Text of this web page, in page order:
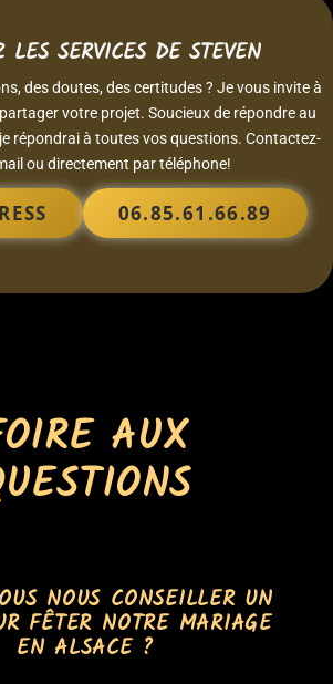
LES SERVICES DE STEVEN
des doutes, des certitudes ? Je vous invite à
votre projet. Soucieux de répondre au
répondrai à toutes vos questions. Contactez-
ou directement par téléphone!
06.85.61.66.89
AUX
NOUS CONSEILLER UN
FÊTER NOTRE MARIAGE
EN ALSACE ?